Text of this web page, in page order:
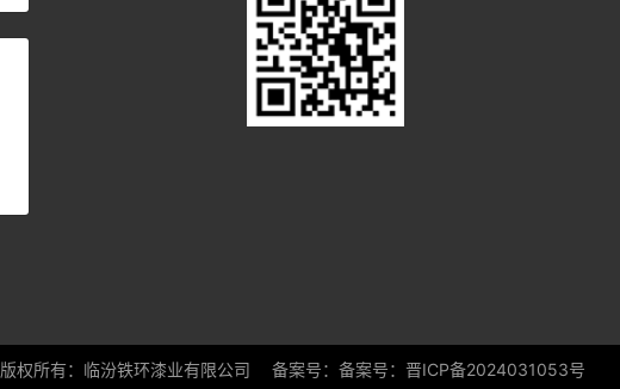
版权所有：临汾铁环漆业有限公司 备案号： 备案号：晋ICP备2024031053号